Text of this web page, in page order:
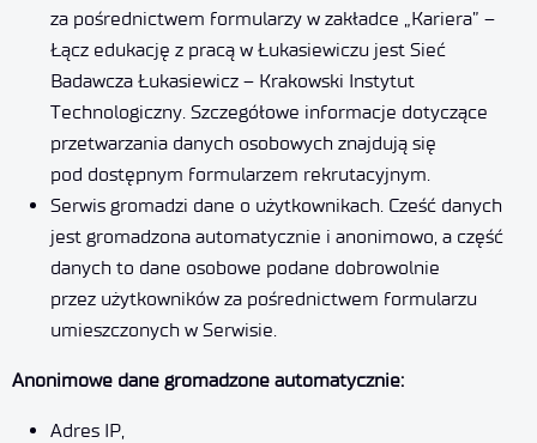
za pośrednictwem formularzy w zakładce „Kariera” –
Łącz edukację z pracą w Łukasiewiczu jest Sieć
Badawcza Łukasiewicz – Krakowski Instytut
Technologiczny. Szczegółowe informacje dotyczące
przetwarzania danych osobowych znajdują się
pod dostępnym formularzem rekrutacyjnym.
Serwis gromadzi dane o użytkownikach. Cześć danych
jest gromadzona automatycznie i anonimowo, a część
danych to dane osobowe podane dobrowolnie
przez użytkowników za pośrednictwem formularzu
umieszczonych w Serwisie.
Anonimowe dane gromadzone automatycznie:
Adres IP,